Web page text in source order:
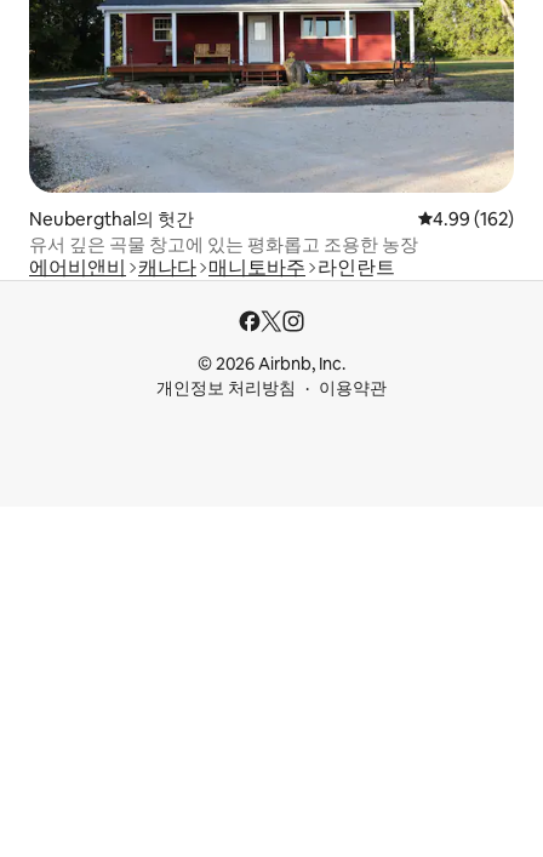
Neubergthal의 헛간 평점 4.99점(5
4.99 (162)
유서 깊은 곡물 창고에 있는 평화롭고 조용한 농장
에어비앤비 캐나다 매니토바주 라인란트
© 2026 Airbnb, Inc.
개인정보 처리방침
이용약관